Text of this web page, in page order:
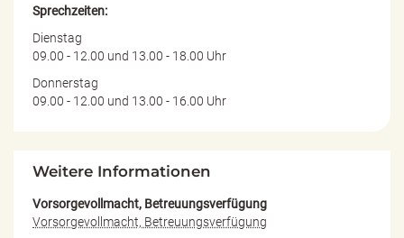
Sprechzeiten:
Dienstag
09.00 - 12.00 und 13.00 - 18.00 Uhr
Donnerstag
09.00 - 12.00 und 13.00 - 16.00 Uhr
Weitere Informationen
Vorsorgevollmacht, Betreuungsverfügung
Vorsorgevollmacht, Betreuungsverfügung